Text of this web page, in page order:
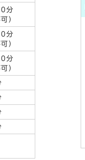
分
）
分
）
分
）